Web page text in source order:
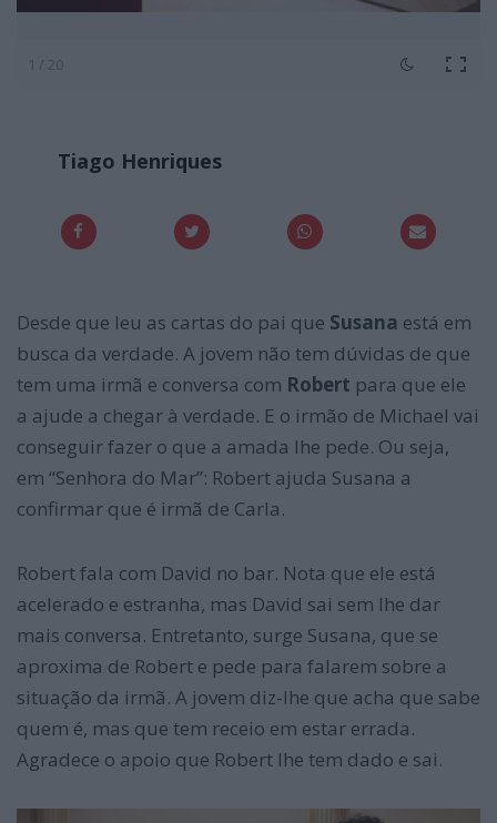
1 / 20
Tiago Henriques
Desde que leu as cartas do pai que Susana está em
busca da verdade. A jovem não tem dúvidas de que
tem uma irmã e conversa com Robert para que ele
a ajude a chegar à verdade. E o irmão de Michael vai
conseguir fazer o que a amada lhe pede. Ou seja,
em “Senhora do Mar”: Robert ajuda Susana a
confirmar que é irmã de Carla.
Robert fala com David no bar. Nota que ele está
acelerado e estranha, mas David sai sem lhe dar
mais conversa. Entretanto, surge Susana, que se
aproxima de Robert e pede para falarem sobre a
situação da irmã. A jovem diz-lhe que acha que sabe
quem é, mas que tem receio em estar errada.
Agradece o apoio que Robert lhe tem dado e sai.